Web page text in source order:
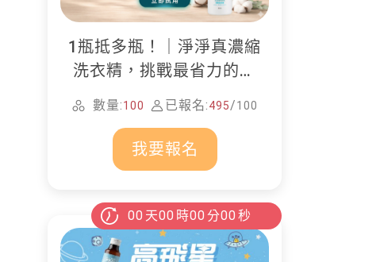
1瓶抵多瓶！｜淨淨真濃縮
洗衣精，挑戰最省力的居
家清潔
數量:100 已報名:495/100
我要報名
00 天00 時00 分00 秒